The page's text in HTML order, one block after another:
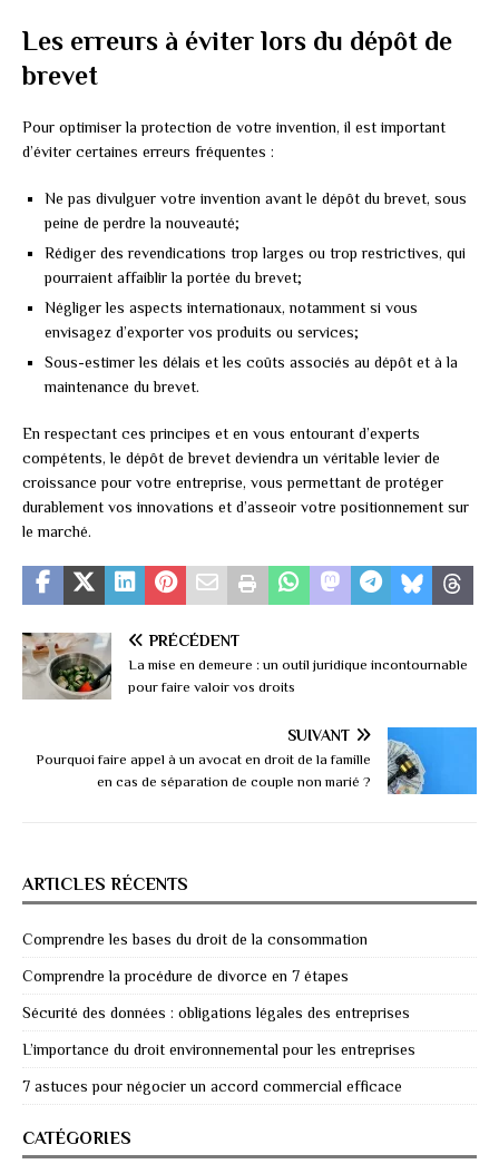
Les erreurs à éviter lors du dépôt de
brevet
Pour optimiser la protection de votre invention, il est important
d’éviter certaines erreurs fréquentes :
Ne pas divulguer votre invention avant le dépôt du brevet, sous
peine de perdre la nouveauté;
Rédiger des revendications trop larges ou trop restrictives, qui
pourraient affaiblir la portée du brevet;
Négliger les aspects internationaux, notamment si vous
envisagez d’exporter vos produits ou services;
Sous-estimer les délais et les coûts associés au dépôt et à la
maintenance du brevet.
En respectant ces principes et en vous entourant d’experts
compétents, le dépôt de brevet deviendra un véritable levier de
croissance pour votre entreprise, vous permettant de protéger
durablement vos innovations et d’asseoir votre positionnement sur
le marché.
PRÉCÉDENT
La mise en demeure : un outil juridique incontournable
pour faire valoir vos droits
SUIVANT
Pourquoi faire appel à un avocat en droit de la famille
en cas de séparation de couple non marié ?
ARTICLES RÉCENTS
Comprendre les bases du droit de la consommation
Comprendre la procédure de divorce en 7 étapes
Sécurité des données : obligations légales des entreprises
L’importance du droit environnemental pour les entreprises
7 astuces pour négocier un accord commercial efficace
CATÉGORIES